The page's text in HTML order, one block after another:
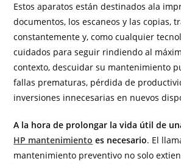
Estos aparatos están destinados ala
documentos, los escaneos y las copias,
constantemente y, como cualquier
cuidados para seguir rindiendo al
contexto, descuidar su mantenimiento
fallas prematuras, pérdida de
inversiones innecesarias en nuevos
A la hora de prolongar la vida útil de
HP mantenimiento es necesario. El
mantenimiento preventivo no solo